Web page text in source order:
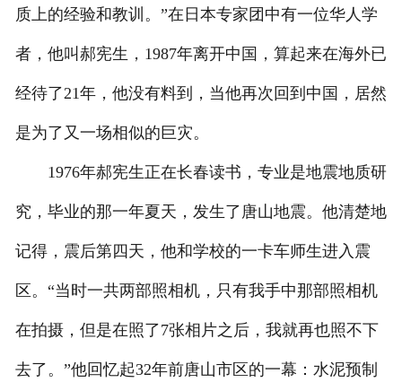
质上的经验和教训。”在日本专家团中有一位华人学
者，他叫郝宪生，1987年离开中国，算起来在海外已
经待了21年，他没有料到，当他再次回到中国，居然
是为了又一场相似的巨灾。
1976年郝宪生正在长春读书，专业是地震地质研
究，毕业的那一年夏天，发生了唐山地震。他清楚地
记得，震后第四天，他和学校的一卡车师生进入震
区。“当时一共两部照相机，只有我手中那部照相机
在拍摄，但是在照了7张相片之后，我就再也照不下
去了。”他回忆起32年前唐山市区的一幕：水泥预制